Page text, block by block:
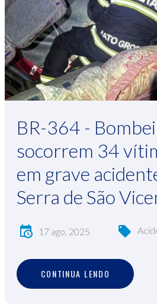
BR-364 -
socorrem 34
em grave
Serra de São
17 ago, 2025
CO NTINUA L END O
CONTINUA LENDO